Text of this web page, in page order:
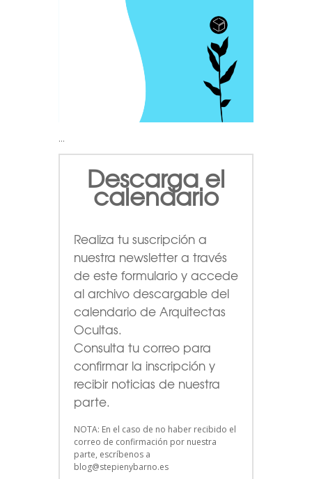
…
Descarga el
calendario
Realiza tu suscripción a
nuestra newsletter a través
de este formulario y accede
al archivo descargable del
calendario de Arquitectas
Ocultas.
Consulta tu correo para
confirmar la inscripción y
recibir noticias de nuestra
parte.
NOTA: En el caso de no haber recibido el
correo de confirmación por nuestra
parte, escríbenos a
blog@stepienybarno.es